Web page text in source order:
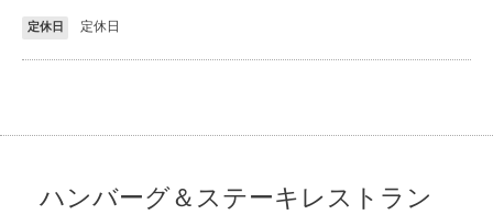
定休日 定休日
ハンバーグ＆ステーキレストラン